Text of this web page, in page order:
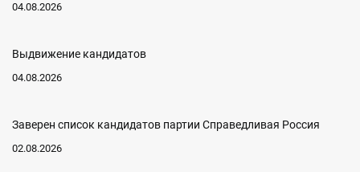
04.08.2026
Выдвижение кандидатов
04.08.2026
Заверен список кандидатов партии Справедливая Россия
02.08.2026